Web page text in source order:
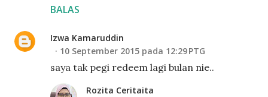
BALAS
Izwa Kamaruddin
10 September 2015 pada 12:29 PTG
saya tak pegi redeem lagi bulan nie..
Rozita Ceritaita